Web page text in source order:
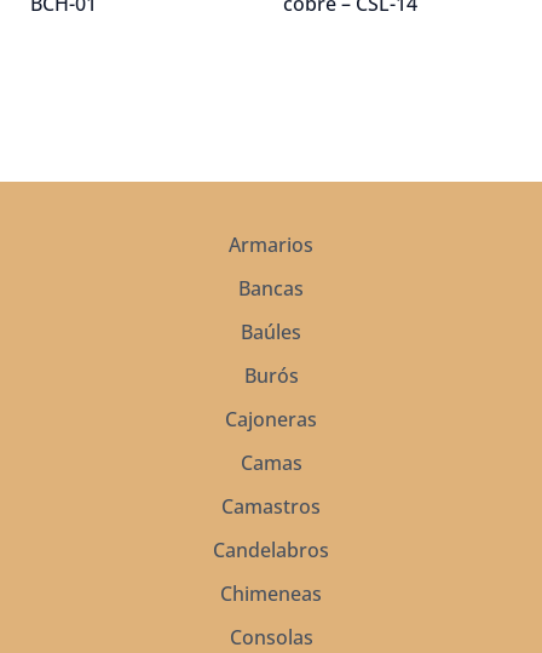
Armarios
Bancas
Baúles
Burós
Cajoneras
Camas
Camastros
Candelabros
Chimeneas
Consolas